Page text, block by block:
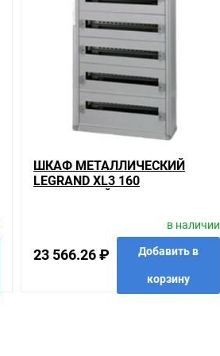
ШКАФ МЕТАЛЛИЧЕСКИЙ
LEGRAND XL3 160
23 566.26 ₽
в наличии
Добавить в
корзину